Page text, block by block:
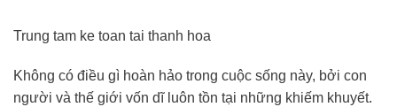
Trung tam ke toan tai thanh hoa
Không có điều gì hoàn hảo trong cuộc sống này, bởi con
người và thế giới vốn dĩ luôn tồn tại những khiếm khuyết.